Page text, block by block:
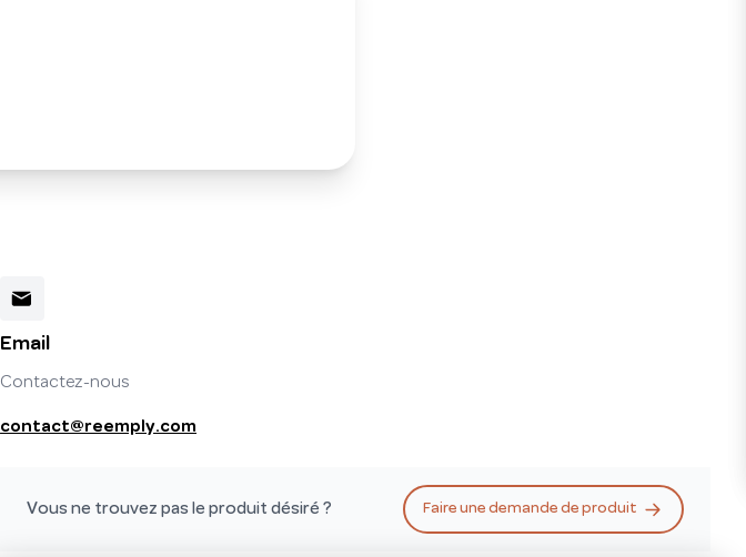
Email
Contactez-nous
contact@reemply.com
Vous ne trouvez pas le produit désiré ? Faire une demande de produit